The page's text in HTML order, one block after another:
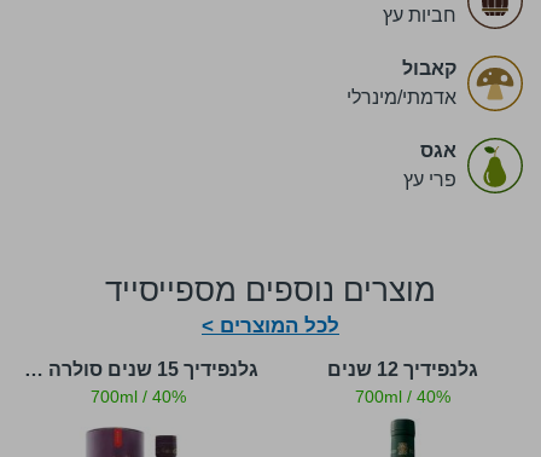
חביות עץ
קאבול
אדמתי/מינרלי
אגס
פרי עץ
מוצרים נוספים מספייסייד
לכל המוצרים >
גלנפידיך 12 שנים
700ml / 40%
גלנפידיך 15 שנים סולרה רזרב
700ml / 40%